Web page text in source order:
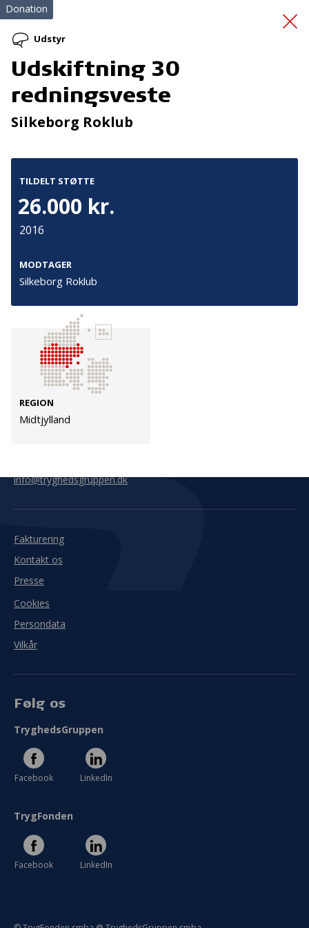
Sproggaven
Donation
Udstyr
Udskiftning 30
redningsveste
Silkeborg Roklub
TILDELT STØTTE
26.000 kr.
2016
MODTAGER
Silkeborg Roklub
REGION
Midtjylland
Tilmeld nyhedsbrev
De seneste nyheder om TrygFondens og TryghedsGruppens
Tilmeld
Kontakt
TrygFonden
45 26 08 00
info@trygfonden.dk
info@tryghedsgruppen.dk
Fakturering
Kontakt os
Presse
Cookies
Persondata
Vilkår
Følg os
TryghedsGruppen
Facebook LinkedIn
TrygFonden
Facebook LinkedIn